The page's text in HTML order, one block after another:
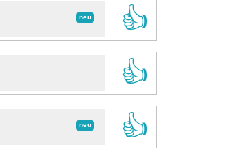
neu
👍
👍
neu
👍